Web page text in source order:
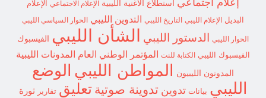
استطلاع الأغنية الليبية الإعلام الاجتماعي
الإعلام
البديل الإعلام الليبي التاريخ الليبي التدوين الليبي الحوار السياسي الليبي
الحوار الليبي الدستور الليبي الشأن الليبي الفيسبوك
الفيسبوك الليبي الكتابة للنت المؤتمر الوطني العام المدونات الليبية
المدونون الليبيون المواطن الليبي الوضع
الليبي بيانات تدوين تدوينة صوتية تعليق تقارير
ثورة